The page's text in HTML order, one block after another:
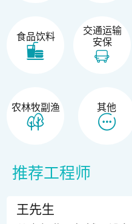
食品饮料
交通运输
安保
农林牧副渔 其他
推荐工程师
王先生